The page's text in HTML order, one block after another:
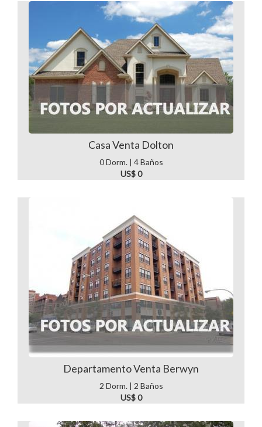
Casa Venta Dolton
0 Dorm. | 4 Baños
US$ 0
Departamento Venta Berwyn
2 Dorm. | 2 Baños
US$ 0